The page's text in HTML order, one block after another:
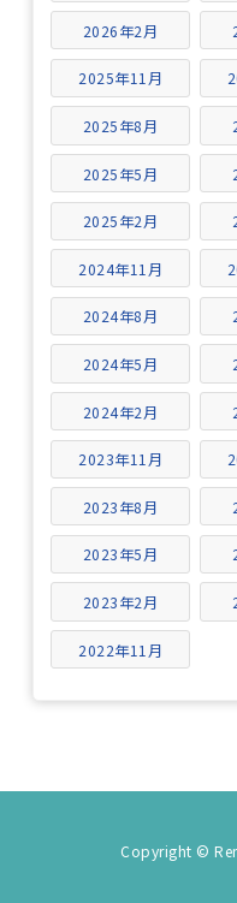
2026年2月
2025年11月
2025年8月
2025年5月
2025年2月
2024年11月
2024年8月
2024年5月
2024年2月
2023年11月
2023年8月
2023年5月
2023年2月
2022年11月
Copyright ©